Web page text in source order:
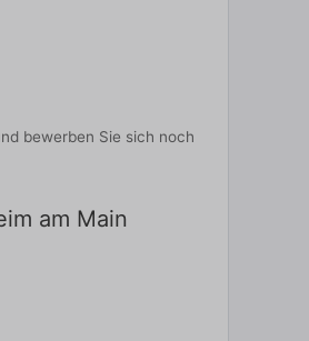
bewerben Sie sich noch
am Main